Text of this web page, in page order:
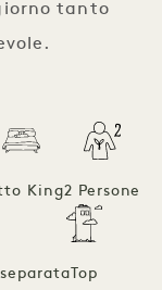
tanto
King2 Persone
Top